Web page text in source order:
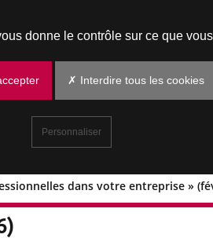
dans votre entreprise »
donne le contrôle sur ce que
✗ Interdire tous les cookies
Personnaliser